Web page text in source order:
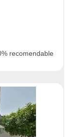
recomendable